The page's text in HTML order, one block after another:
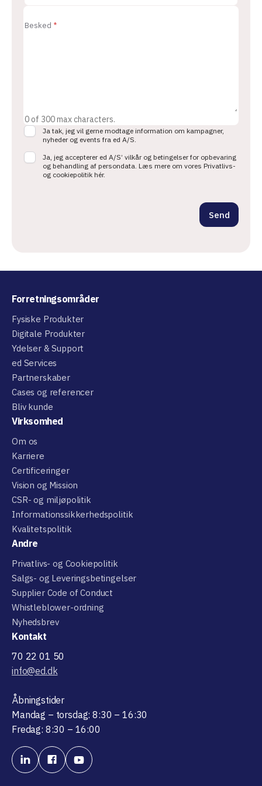
Besked *
0 of 300 max characters.
C
e
Ja tak, jeg vil gerne modtage information om kampagner,
nyheder og events fra ed A/S.
Ja, jeg accepterer ed A/S’ vilkår og betingelser for opbevaring
og behandling af persondata. Læs mere om vores Privatlivs-
og cookiepolitik hér.
Send
Forretningsområder
Fysiske Produkter
Digitale Produkter
Ydelser & Support
ed Services
Partnerskaber
Cases og referencer
Bliv kunde
Virksomhed
Om os
Karriere
Certificeringer
Vision og Mission
CSR- og miljøpolitik
Informationssikkerhedspolitik
Kvalitetspolitik
Andre
Privatlivs- og Cookiepolitik
Salgs- og Leveringsbetingelser
Supplier Code of Conduct
Whistleblower-ordning
Nyhedsbrev
Kontakt
70 22 01 50
info@ed.dk
Åbningstider
Mandag – torsdag: 8:30 – 16:30
Fredag: 8:30 – 16:00